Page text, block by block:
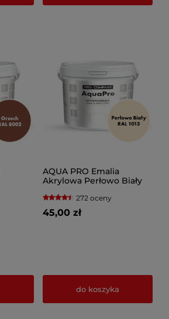
AQUA PRO Emalia
Akrylowa Perłowo Biały
272 oceny
45,00 zł
do koszyka